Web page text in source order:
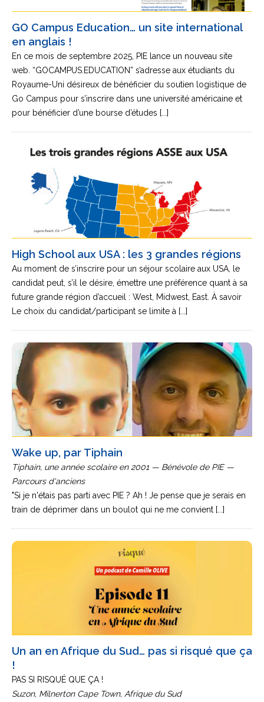
GO Campus Education… un site international
en anglais !
En ce mois de septembre 2025, PIE lance un nouveau site
web. “GOCAMPUS.EDUCATION” s’adresse aux étudiants du
Royaume-Uni désireux de bénéficier du soutien logistique de
Go Campus pour s’inscrire dans une université américaine et
pour bénéficier d’une bourse d’études [...]
High School aux USA : les 3 grandes régions
Au moment de s’inscrire pour un séjour scolaire aux USA, le
candidat peut, s’il le désire, émettre une préférence quant à sa
future grande région d’accueil : West, Midwest, East. À savoir
Le choix du candidat/participant se limite à [...]
Wake up, par Tiphain
Tiphain, une année scolaire en 2001 — Bénévole de PIE —
Parcours d'anciens
"Si je n'étais pas parti avec PIE ? Ah ! Je pense que je serais en
train de déprimer dans un boulot qui ne me convient [...]
Un an en Afrique du Sud… pas si risqué que ça
!
PAS SI RISQUÉ QUE ÇA !
Suzon, Milnerton Cape Town, Afrique du Sud